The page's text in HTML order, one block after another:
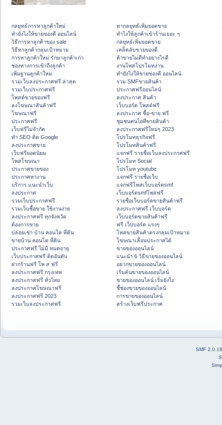
กลยุทธ์การหาลูกค้าใหม่
ทํายังไงให้ขายของดี ออนไลน์
วิธีการหาลูกค้าของ sale
วิธีหาลูกค้ากลุ่มเป้าหมาย
การหาลูกค้าใหม่ รักษาลูกค้าเก่า
ช่องทางการเข้าถึงลูกค้า
เพิ่มฐานลูกค้าใหม่
รวมเว็บลงประกาศฟรี ล่าสุด
รวมเว็บประกาศฟรี
โพสต์ขายของฟรี
ลงโฆษณาสินค้าฟรี
โฆษณาฟรี
ประกาศฟรี
เว็บฟรีไม่จำกัด
ทำ SEO ติด Google
ลงประกาศขาย
เว็บฟรียอดนิยม
โพสโฆษณา
ประกาศขายของ
ประกาศหางาน
บริการ แนะนำเว็บ
ลงประกาศ
รวมเว็บประกาศฟรี
รวมเว็บซื้อขาย ใช้งานง่าย
ลงประกาศฟรี ทุกจังหวัด
ต้องการขาย
ปล่อยเช่า บ้าน คอนโด ที่ดิน
ขายบ้าน คอนโด ที่ดิน
ประกาศฟรี ไม่มี หมดอายุ
เว็บประกาศฟรี ติดอันดับ
ฝากร้านฟรี โพ ส ฟรี
ลงประกาศฟรี กรุงเทพ
ลงประกาศฟรี ทั่วไทย
ลงประกาศโฆษณาฟรี
ลงประกาศฟรี 2023
รวมเว็บลงประกาศฟรี
หากลยุทธ์เพิ่มยอดขาย
ทําไงให้ลูกค้าเข้าร้านเยอะ ๆ
กลยุทธ์เพิ่มยอดขาย
เคล็ดลับขายของดี
ค้าขายไม่ดีทำอย่างไรดี
งานโพสโปรโมทงาน
ทํายังไงให้ขายของดี ออนไลน์
รวม SMFขายสินค้า
ประกาศฟรีออนไลน์
ลงประกาศ สินค้า
เว็บบอร์ด โพสต์ฟรี
ลงประกาศ ซื้อ-ขาย ฟรี
ชุมชนคนไอทีขายสินค้า
ลงประกาศฟรีใหม่ๆ 2023
โปรโมทธุรกิจฟรี
โปรโมทสินค้าฟรี
แจกฟรี รายชื่อเว็บลงประกาศฟรี
โปรโมท Social
โปรโมท youtube
แจกฟรี รายชื่อเว็บ
แจกฟรีโพสเว็บบอร์ดsmf
เว็บบอร์ดsmfโพสฟรี
รายชื่อเว็บบอร์ดขายสินค้าฟรี
ลงประกาศฟรี เว็บบอร์ด
เว็บบอร์ดขายสินค้าฟรี
ฟรี เว็บบอร์ด แรงๆ
โพสขายสินค้าตรงกลุ่มเป้าหมาย
โฆษณาเลื่อนประกาศได้
ขายของออนไลน์
แนะนำ 6 วิธีขายของออนไลน์
อยากขายของออนไลน์
เริ่มต้นขายของออนไลน์
ขายของออนไลน์ เริ่มยังไง
ชี้ช่องขายของออนไลน์
การขายของออนไลน์
สร้างเว็บฟรีประกาศ
SMF 2.0.18